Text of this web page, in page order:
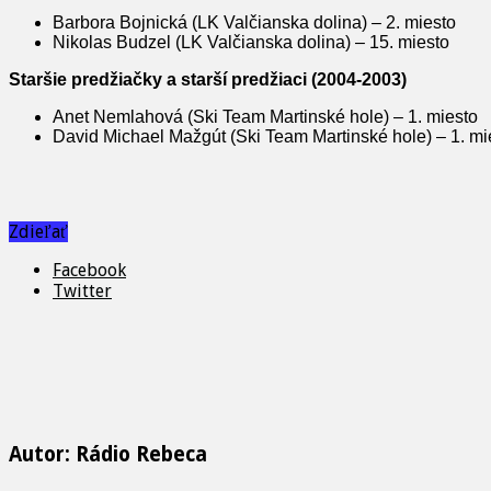
Barbora Bojnická (LK Valčianska dolina) – 2. miesto
Nikolas Budzel (LK Valčianska dolina) – 15. miesto
Staršie predžiačky a starší predžiaci (2004-2003)
Anet Nemlahová (Ski Team Martinské hole) – 1. miesto
David Michael Mažgút (Ski Team Martinské hole) – 1.
Zdieľať
Facebook
Twitter
Autor: Rádio Rebeca